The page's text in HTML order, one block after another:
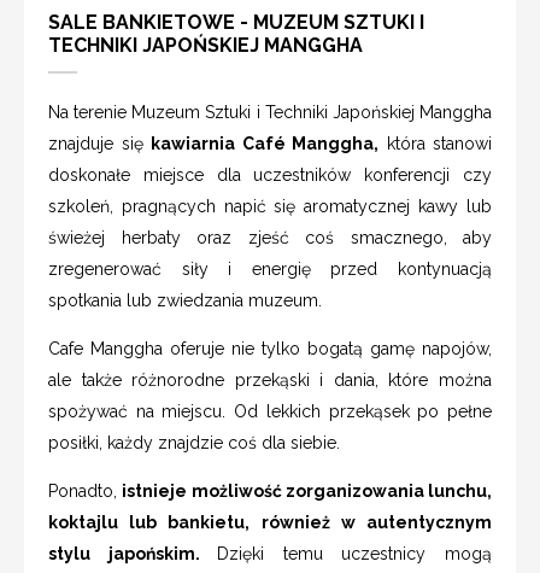
SALE BANKIETOWE - MUZEUM SZTUKI I
TECHNIKI JAPOŃSKIEJ MANGGHA
Na terenie Muzeum Sztuki i Techniki Japońskiej Manggha
znajduje się kawiarnia Café Manggha, która stanowi
doskonałe miejsce dla uczestników konferencji czy
szkoleń, pragnących napić się aromatycznej kawy lub
świeżej herbaty oraz zjeść coś smacznego, aby
zregenerować siły i energię przed kontynuacją
spotkania lub zwiedzania muzeum.
Cafe Manggha oferuje nie tylko bogatą gamę napojów,
ale także różnorodne przekąski i dania, które można
spożywać na miejscu. Od lekkich przekąsek po pełne
posiłki, każdy znajdzie coś dla siebie.
Ponadto, istnieje możliwość zorganizowania lunchu,
koktajlu lub bankietu, również w autentycznym
stylu japońskim.
Dzięki temu uczestnicy mogą